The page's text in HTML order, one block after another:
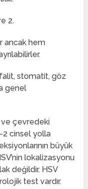
2.
ancak hem
stomatit, göz
genel
ve çevredeki
2 cinsel yolla
büyük
lokalizasyonu
değildir. HSV
test vardır.